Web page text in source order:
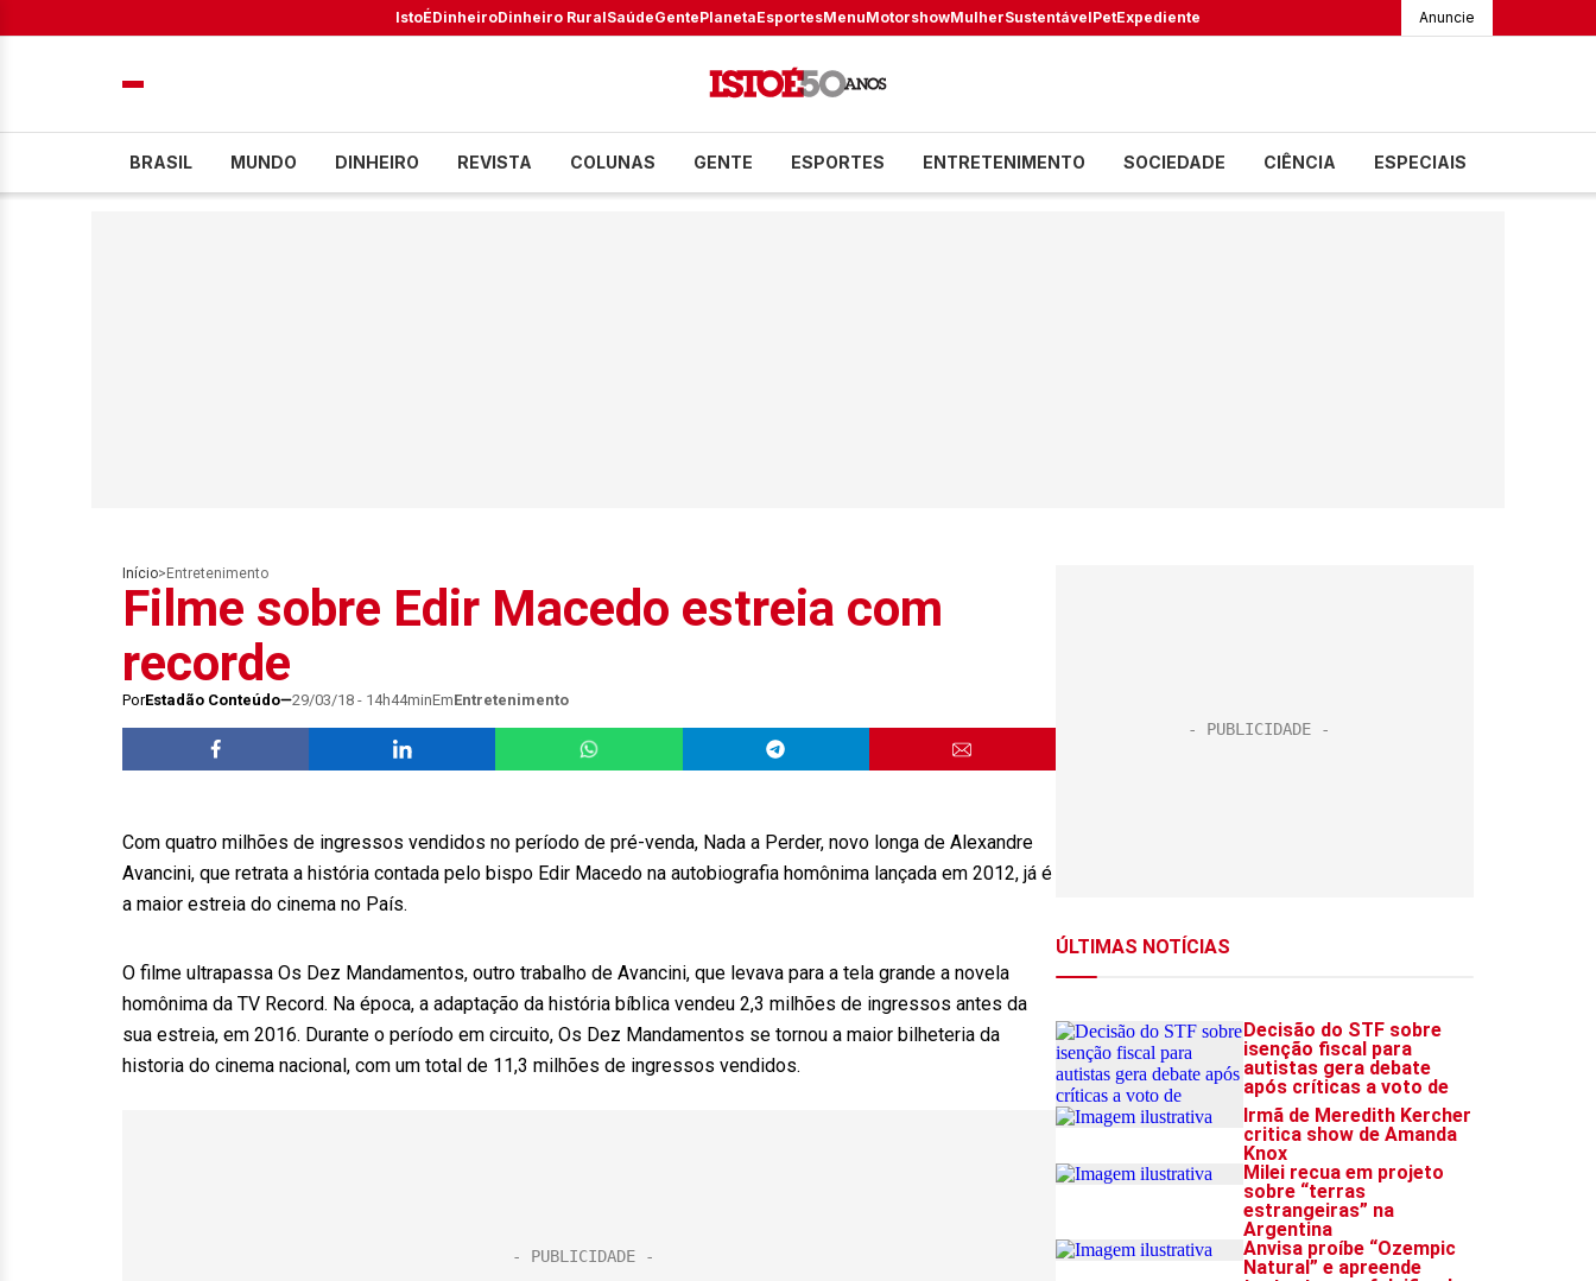
IstoÉDinheiroDinheiro RuralSaúdeGentePlanetaEsportesMenuMotorshowMulherSustentávelPetExpediente Anuncie
BRASIL MUNDO DINHEIRO REVISTA COLUNAS GENTE ESPORTES ENTRETENIMENTO SOCIEDADE CIÊNCIA ESPECIAIS
Início> Entretenimento
Filme sobre Edir Macedo estreia com
recorde
PorEstadão Conteúdo 29/03/18 - 14h44minEmEntretenimento
Com quatro milhões de ingressos vendidos no período de pré-venda, Nada a Perder, novo longa de Alexandre
Avancini, que retrata a história contada pelo bispo Edir Macedo na autobiografia homônima lançada em 2012, já é
a maior estreia do cinema no País.
O filme ultrapassa Os Dez Mandamentos, outro trabalho de Avancini, que levava para a tela grande a novela
homônima da TV Record. Na época, a adaptação da história bíblica vendeu 2,3 milhões de ingressos antes da
sua estreia, em 2016. Durante o período em circuito, Os Dez Mandamentos se tornou a maior bilheteria da
historia do cinema nacional, com um total de 11,3 milhões de ingressos vendidos.